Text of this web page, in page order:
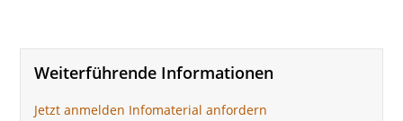
Weiterführende Informationen
Jetzt anmelden Infomaterial anfordern